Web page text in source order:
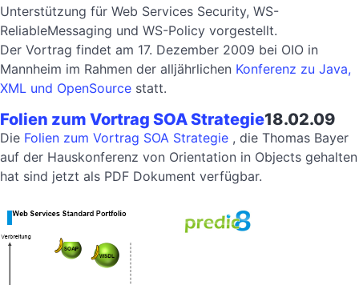
Unterstützung für Web Services Security, WS-
ReliableMessaging und WS-Policy vorgestellt.
Der Vortrag findet am 17. Dezember 2009 bei OIO in
Mannheim im Rahmen der alljährlichen Konferenz zu Java,
XML und OpenSource statt.
Folien zum Vortrag SOA Strategie18.02.09
Die Folien zum Vortrag SOA Strategie , die Thomas Bayer
auf der Hauskonferenz von Orientation in Objects gehalten
hat sind jetzt als PDF Dokument verfügbar.